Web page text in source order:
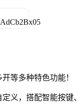
等多种特色功能！
义，搭配智能按键、